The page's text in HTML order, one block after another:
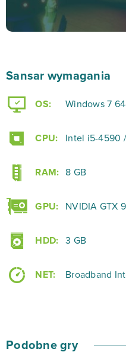
Jeżeli uwielbiasz
zaznać realnego życia
miejsca, zawieraj nowe
dobrze się zabaw! Zagraj
bananki.pl!
Sansar wymagania
OS: Windows 7
CPU: Intel i5-4590
RAM: 8 GB
GPU: NVIDIA GTX
HDD: 3 GB
NET: Broadband
Podobne gry